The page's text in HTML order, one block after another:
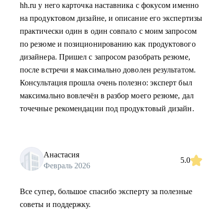
hh.ru у него карточка наставника с фокусом именно
на продуктовом дизайне, и описание его экспертизы
практически один в один совпало с моим запросом
по резюме и позиционированию как продуктового
дизайнера. Пришел с запросом разобрать резюме,
после встречи я максимально доволен результатом.
Консультация прошла очень полезно: эксперт был
максимально вовлечён в разбор моего резюме, дал
точечные рекомендации под продуктовый дизайн.
Анастасия
Февраль 2026
5.0
Все супер, большое спасибо эксперту за полезные
советы и поддержку.